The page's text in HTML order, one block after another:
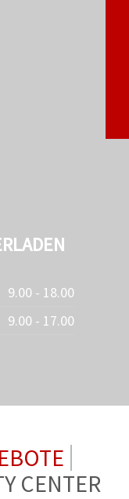
9.00 - 18.00
9.00 - 17.00
CENTER